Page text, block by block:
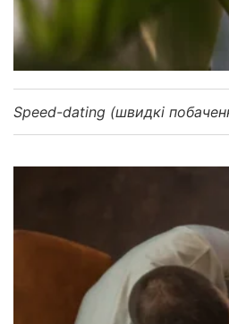
Speed-dating (швидкі